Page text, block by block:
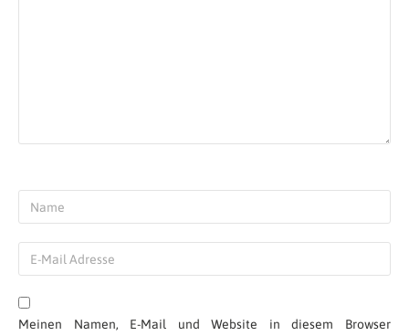
Meinen Namen, E-Mail und Website in diesem Browser